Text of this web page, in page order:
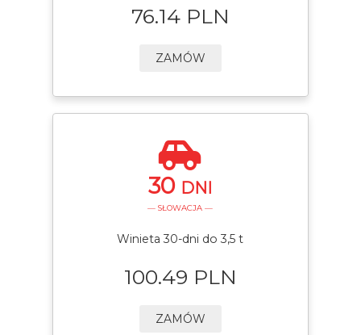
76.14 PLN
ZAMÓW
30 DNI
— SŁOWACJA —
Winieta 30-dni do 3,5 t
100.49 PLN
ZAMÓW